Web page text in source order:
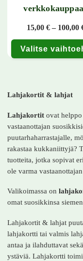
15,00€ – 100,00
Valitse
Lahjakortit & lahjat
Lahjakortit ovat
vastaanottajan
puutarhaharrastajalle,
rakastaa kukkaniittyjä?
tuotteita, jotka sopivat
ole varma
Valikoimassa on
omat suosikkinsa
Lahjakortit & lahjat
lahjakortti tai valmis
antaa ja ilahduttavat
ystäviä. Lahjakortti